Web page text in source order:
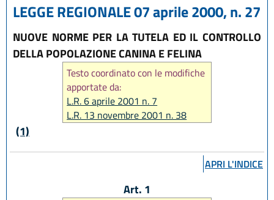
LEGGE REGIONALE 07 aprile 2000, n. 27
NUOVE NORME PER LA TUTELA ED IL CONTROLLO
DELLA POPOLAZIONE CANINA E FELINA
Testo coordinato con le modifiche
apportate da:
L.R. 6 aprile 2001 n. 7
L.R. 13 novembre 2001 n. 38
L.R. 21 ottobre 2015, n. 17
L.R. 27 luglio 2018, n. 11
(1)
APRI L'INDICE
Art. 1